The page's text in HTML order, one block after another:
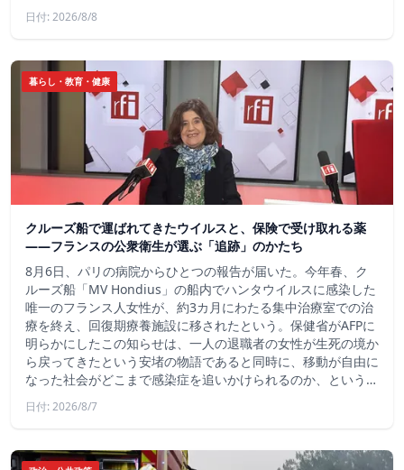
日付: 2026/8/8
暮らし・教育・健康
クルーズ船で運ばれてきたウイルスと、保険で受け取れる薬
――フランスの公衆衛生が選ぶ「追跡」のかたち
8月6日、パリの病院からひとつの報告が届いた。今年春、ク
ルーズ船「MV Hondius」の船内でハンタウイルスに感染した
唯一のフランス人女性が、約3カ月にわたる集中治療室での治
療を終え、回復期療養施設に移されたという。保健省がAFPに
明らかにしたこの知らせは、一人の退職者の女性が生死の境か
ら戻ってきたという安堵の物語であると同時に、移動が自由に
なった社会がどこまで感染症を追いかけられるのか、という…
日付: 2026/8/7